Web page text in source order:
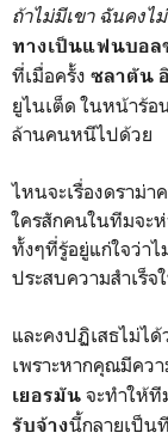
ถ้าไม่มีเขา ฉันคงไ
ทางเป็นแฟนบอล
ที่เมื่อครั้ง ซลาตัน
ยูไนเต็ด ในหน้าร้
ล้านคนหนีไปด้วย
ไหนจะเรื่องดราม่า
ใครสักคนในทีมจะ
ทั้งๆที่รู้อยู่แก่ใจว่า
ประสบความสำเร็จ
และคงปฏิเสธไม่ไ
เพราะหากคุณมีคว
เยอรมัน จะทำให้ที
รับจ้างนี้กลายเป็น